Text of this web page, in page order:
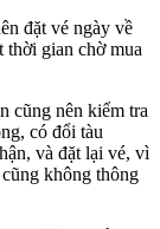
đặt vé ngày về
thời gian chờ mua
cũng nên kiểm tra
có đổi tàu
và đặt lại vé, vì
không thông